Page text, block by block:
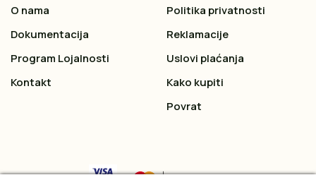
O nama
Dokumentacija
Program Lojalnosti
Kontakt
Politika privatnosti
Reklamacije
Uslovi plaćanja
Kako kupiti
Povrat